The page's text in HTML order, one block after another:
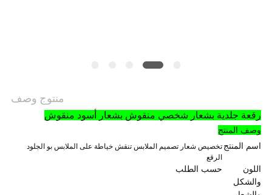
منتوج وصف
رقعة جلدية بشعار شخصي منقوش بشعار أسود منقوش
وصف المنتج
اسم المنتج تخصيص شعار تصميم الملابس تنقش خياطة على الملابس بو الجلود
الرقع
اللون
والشكل
حسب الطلب